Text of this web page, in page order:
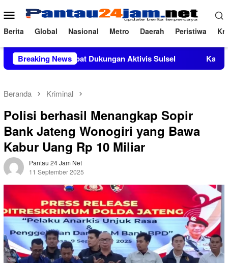
ke
konten
Menu
Mobile
Berita Global Nasional Metro Daerah Peristiwa
Breaking News
Dukungan Aktivis Sulsel Kapolres Polewali
Beranda Kriminal
Polisi berhasil Menangkap Sopir
Bank Jateng Wonogiri yang Bawa
Kabur Uang Rp 10 Miliar
Pantau 24 Jam Net
11 September 2025